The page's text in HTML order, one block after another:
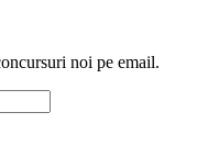
noi pe email.